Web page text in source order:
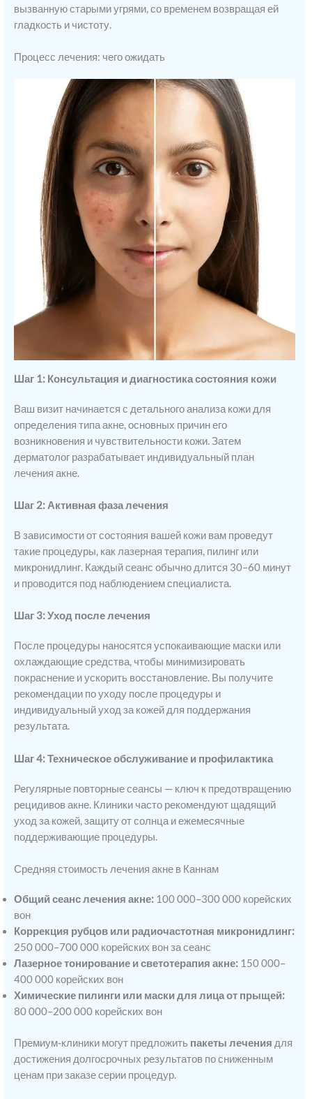
вызванную старыми угрями, со временем возвращая ей
гладкость и чистоту.
Процесс лечения: чего ожидать
Шаг 1: Консультация и диагностика состояния кожи
Ваш визит начинается с детального анализа кожи для
определения типа акне, основных причин его
возникновения и чувствительности кожи. Затем
дерматолог разрабатывает индивидуальный план
лечения акне.
Шаг 2: Активная фаза лечения
В зависимости от состояния вашей кожи вам проведут
такие процедуры, как лазерная терапия, пилинг или
микронидлинг. Каждый сеанс обычно длится 30–60 минут
и проводится под наблюдением специалиста.
Шаг 3: Уход после лечения
После процедуры наносятся успокаивающие маски или
охлаждающие средства, чтобы минимизировать
покраснение и ускорить восстановление. Вы получите
рекомендации по уходу после процедуры и
индивидуальный уход за кожей для поддержания
результата.
Шаг 4: Техническое обслуживание и профилактика
Регулярные повторные сеансы — ключ к предотвращению
рецидивов акне. Клиники часто рекомендуют щадящий
уход за кожей, защиту от солнца и ежемесячные
поддерживающие процедуры.
Средняя стоимость лечения акне в Каннам
Общий сеанс лечения акне: 100 000–300 000 корейских
вон
Коррекция рубцов или радиочастотная микронидлинг:
250 000–700 000 корейских вон за сеанс
Лазерное тонирование и светотерапия акне: 150 000–
400 000 корейских вон
Химические пилинги или маски для лица от прыщей:
80 000–200 000 корейских вон
Премиум-клиники могут предложить пакеты лечения для
достижения долгосрочных результатов по сниженным
ценам при заказе серии процедур.